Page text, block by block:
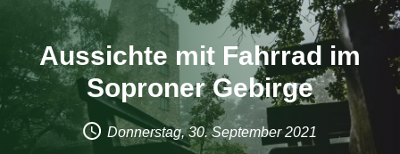
Aussichte mit Fahrrad im
Soproner Gebirge
Donnerstag, 30. September 2021